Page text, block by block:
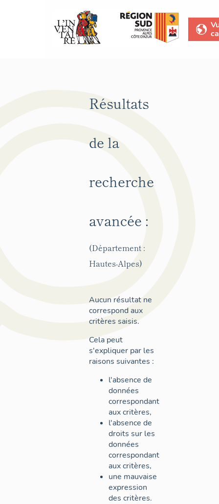
Résultats
de la
recherche
avancée :
(Département :
Hautes-Alpes)
Aucun résultat ne
correspond aux
critères saisis.
Cela peut
s'expliquer par les
raisons suivantes :
l'absence de
données
correspondant
aux critères,
l'absence de
droits sur les
données
correspondant
aux critères,
une mauvaise
expression
des critères.